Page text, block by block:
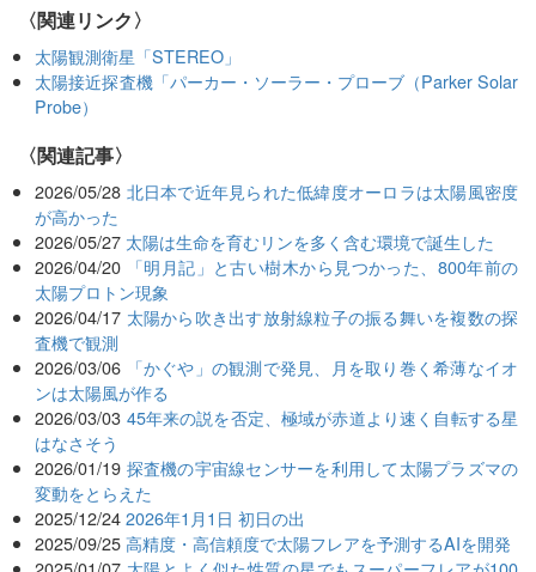
〈関連リンク〉
太陽観測衛星「STEREO」
太陽接近探査機「パーカー・ソーラー・プローブ（Parker Solar
Probe）
関連記事
2026/05/28 北日本で近年見られた低緯度オーロラは太陽風密度
が高かった
2026/05/27 太陽は生命を育むリンを多く含む環境で誕生した
2026/04/20
「明月記」と古い樹木から見つかった、800年前の
太陽プロトン現象
2026/04/17 太陽から吹き出す放射線粒子の振る舞いを複数の探
査機で観測
2026/03/06
「かぐや」の観測で発見、月を取り巻く希薄なイオ
ンは太陽風が作る
2026/03/03 45年来の説を否定、極域が赤道より速く自転する星
はなさそう
2026/01/19 探査機の宇宙線センサーを利用して太陽プラズマの
変動をとらえた
2025/12/24 2026年1月1日 初日の出
2025/09/25 高精度・高信頼度で太陽フレアを予測するAIを開発